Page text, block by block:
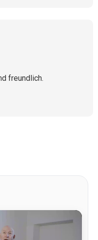
freundlich.